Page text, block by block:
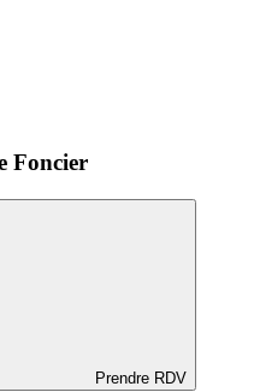
Foncier
Prendre RDV